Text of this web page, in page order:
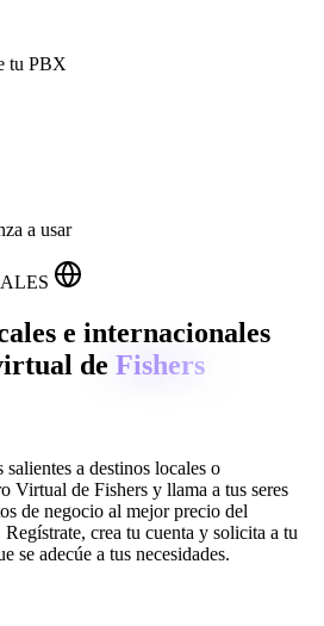
tu PBX
a usar
e internacionales
de Fishers
a destinos locales o
Virtual de Fishers y llama a tus seres
de negocio al mejor precio del
Regístrate, crea tu cuenta y solicita a tu
se adecúe a tus necesidades.